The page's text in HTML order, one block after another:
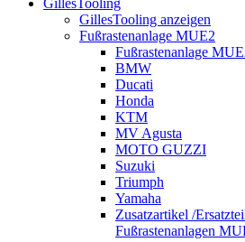
GillesTooling
GillesTooling anzeigen
Fußrastenanlage MUE2
Fußrastenanlage
BMW
Ducati
Honda
KTM
MV Agusta
MOTO GUZZI
Suzuki
Triumph
Yamaha
Zusatzartikel /
Fußrastenanlagen